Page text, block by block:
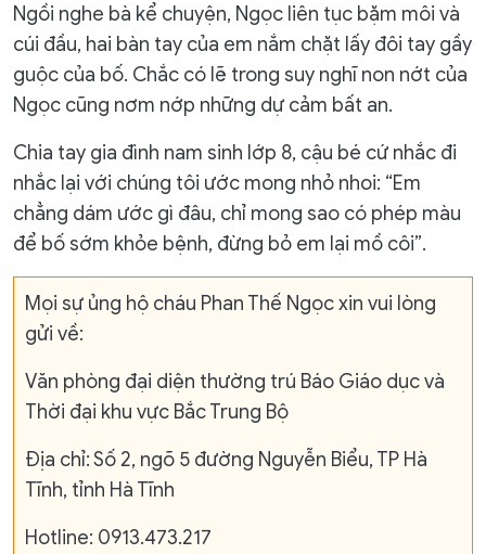
Ngồi nghe bà kể chuyện, Ngọc liên tục bặm môi và
cúi đầu, hai bàn tay của em nắm chặt lấy đôi tay gầy
guộc của bố. Chắc có lẽ trong suy nghĩ non nớt của
Ngọc cũng nơm nớp những dự cảm bất an.
Chia tay gia đình nam sinh lớp 8, cậu bé cứ nhắc đi
nhắc lại với chúng tôi ước mong nhỏ nhoi: “Em
chẳng dám ước gì đâu, chỉ mong sao có phép màu
để bố sớm khỏe bệnh, đừng bỏ em lại mồ côi”.
Mọi sự ủng hộ cháu Phan Thế Ngọc xin vui lòng
gửi về:
Văn phòng đại diện thường trú Báo Giáo dục và
Thời đại khu vực Bắc Trung Bộ
Địa chỉ: Số 2, ngõ 5 đường Nguyễn Biểu, TP Hà
Tĩnh, tỉnh Hà Tĩnh
Hotline: 0913.473.217